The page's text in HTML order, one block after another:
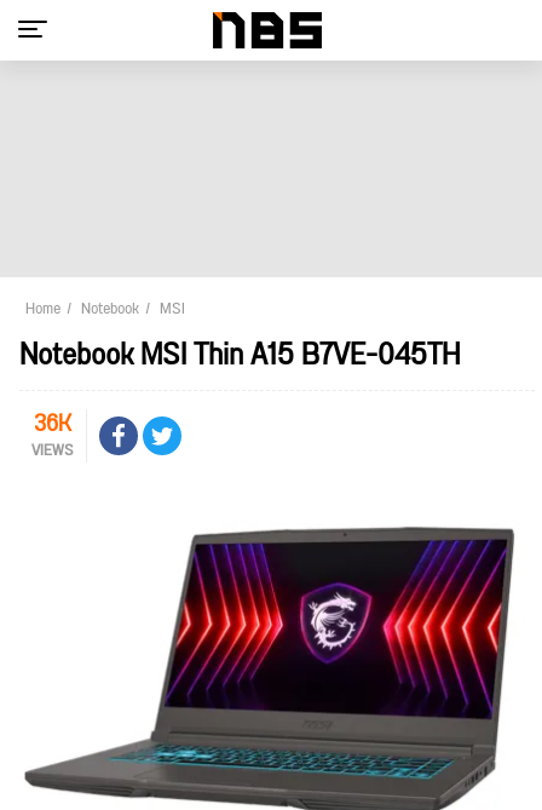
Home Notebook MSI
Notebook MSI Thin A15 B7VE-045TH
36K
VIEWS